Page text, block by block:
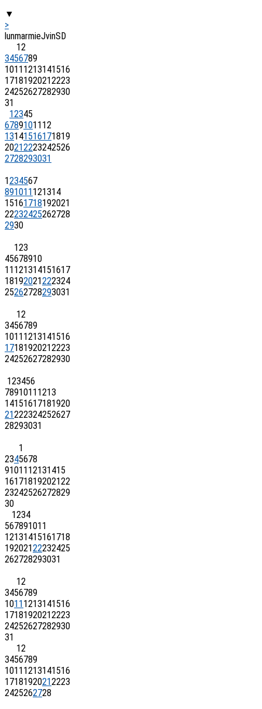
▼
>
lunmarmieJvinS D
12
3456789
1011 1213141516
17181920212223
24252627282930
31
12345
67891011 12
13141516171819
20212223242526
2728293031
1234567
891011 121314
15161718192021
22232425262728
2930
123
45678910
11 121314151617
18192021222324
25262728293031
12
3456789
1011 1213141516
17181920212223
24252627282930
123456
7891011 1213
14151617181920
21222324252627
28293031
1
2345678
91011 12131415
16171819202122
23242526272829
30
1234
567891011
12131415161718
19202122232425
262728293031
12
3456789
1011 1213141516
17181920212223
24252627282930
31
12
3456789
1011 1213141516
17181920212223
2425262728